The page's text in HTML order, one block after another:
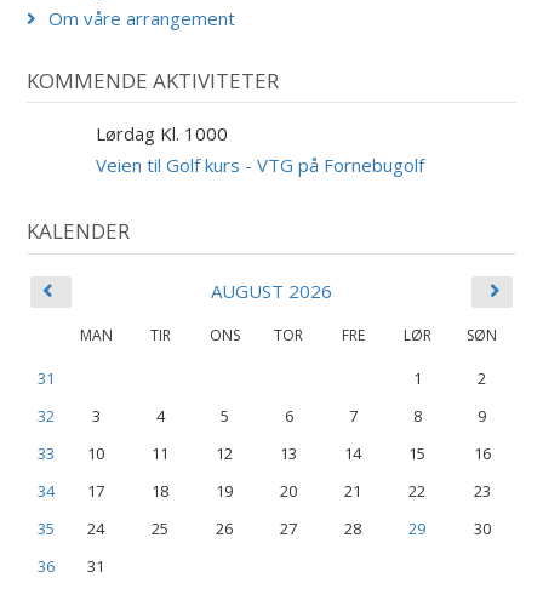
Om våre arrangement
KOMMENDE AKTIVITETER
Lørdag Kl. 1000
Veien til Golf kurs - VTG på Fornebugolf
KALENDER
AUGUST 2026
MAN TIR ONS TOR FRE LØR SØN
31 1
2
32
3 4 5 6 7 8
9
33
10 11 12 13 14 15
16
34
17 18 19 20 21 22
23
35
24 25 26 27 28 29
30
36
31